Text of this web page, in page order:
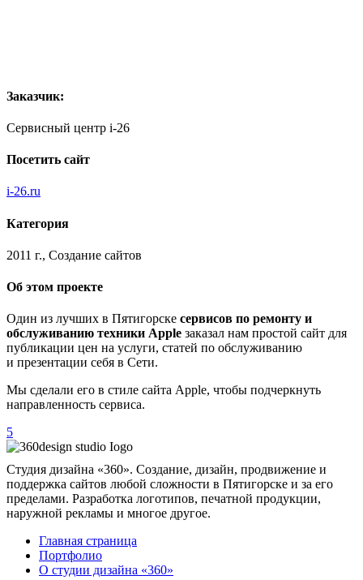
Заказчик:
Сервисный центр i-26
Посетить сайт
i-26.ru
Категория
2011 г., Создание сайтов
Об этом проекте
Один из лучших в Пятигорске сервисов по ремонту и
обслуживанию техники Apple заказал нам простой сайт для
публикации цен на услуги, статей по обслуживанию
и презентации себя в Сети.
Мы сделали его в стиле сайта Apple, чтобы подчеркнуть
направленность сервиса.
5
Студия дизайна «360». Создание, дизайн, продвижение и
поддержка сайтов любой сложности в Пятигорске и за его
пределами. Разработка логотипов, печатной продукции,
наружной рекламы и многое другое.
Главная страница
Портфолио
О студии дизайна «360»